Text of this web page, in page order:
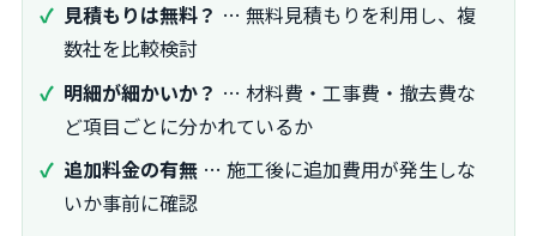
見積もりは無料？ … 無料見積もりを利用し、複
数社を比較検討
明細が細かいか？ … 材料費・工事費・撤去費な
ど項目ごとに分かれているか
追加料金の有無 … 施工後に追加費用が発生しな
いか事前に確認